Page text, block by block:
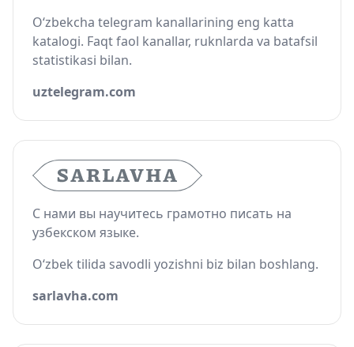
O‘zbekcha telegram kanallarining eng katta
katalogi. Faqt faol kanallar, ruknlarda va batafsil
statistikasi bilan.
uztelegram.com
С нами вы научитесь грамотно писать на
узбекском языке.
O‘zbek tilida savodli yozishni biz bilan boshlang.
sarlavha.com